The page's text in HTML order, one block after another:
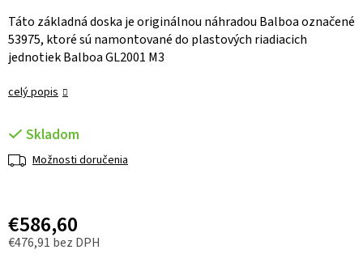
Táto základná doska je originálnou náhradou Balboa označené
53975, ktoré sú namontované do plastových riadiacich
jednotiek Balboa GL2001 M3
celý popis
Skladom
Možnosti doručenia
€586,60
€476,91 bez DPH